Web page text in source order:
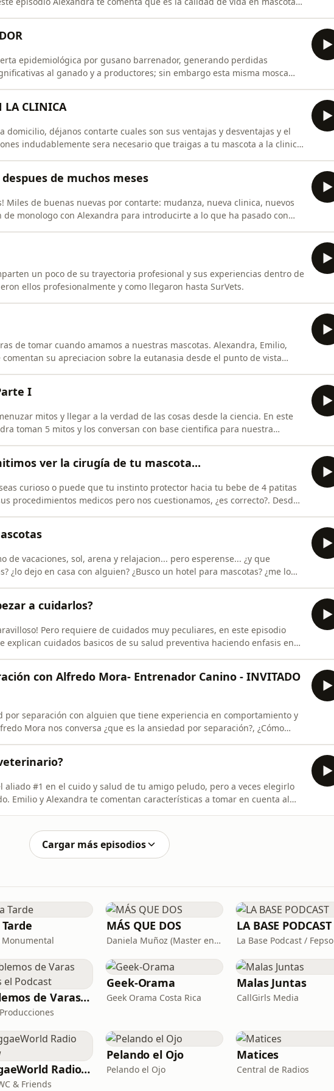
epidemiológica por gusano barrenador, generando perdidas
al ganado y a productores; sin embargo esta misma mosca
LA CLINICA
domicilio, déjanos contarte cuales son sus ventajas y desventajas y el
indudablemente sera necesario que traigas a tu mascota a la clinica.
de muchos meses
Miles de buenas nuevas por contarte: mudanza, nueva clinica, nuevos
de monologo con Alexandra para introducirte a lo que ha pasado con
un poco de su trayectoria profesional y sus experiencias dentro de
ellos profesionalmente y como llegaron hasta SurVets.
de tomar cuando amamos a nuestras mascotas. Alexandra, Emilio,
su apreciacion sobre la eutanasia desde el punto de vista
I
mitos y llegar a la verdad de las cosas desde la ciencia. En este
toman 5 mitos y los conversan con base cientifica para nuestra
ver la cirugía de tu mascota...
curioso o puede que tu instinto protector hacia tu bebe de 4 patitas
procedimientos medicos pero nos cuestionamos, ¿es correcto?. Desde
de vacaciones, sol, arena y relajacion... pero esperense... ¿y que
¿lo dejo en casa con alguien? ¿Busco un hotel para mascotas? ¿me lo
a cuidarlos?
Pero requiere de cuidados muy peculiares, en este episodio
explican cuidados basicos de su salud preventiva haciendo enfasis en
con Alfredo Mora- Entrenador Canino - INVITADO
por separación con alguien que tiene experiencia en comportamiento y
Mora nos conversa ¿que es la ansiedad por separación?, ¿Cómo
aliado #1 en el cuido y salud de tu amigo peludo, pero a veces elegirlo
Emilio y Alexandra te comentan características a tomar en cuenta al
Cargar más episodios
Monumental
MÁS QUE DOS
Daniela Muñoz (Master en Neurociencias e IE) y Chris Campos (Organizador Profesional de Espacios)
LA BASE PODCAST
La Base Podcast / Fepso
Hablemos de Varas Raras el Podcast
Geek-Orama
Geek Orama Costa Rica
Malas Juntas
CallGirls Media
ReggaeWorld Radio Show
& Friends
Pelando el Ojo
Pelando el Ojo
Matices
Central de Radios